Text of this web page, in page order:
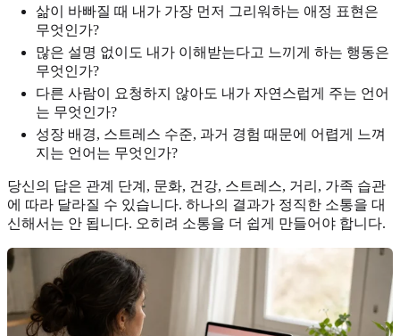
삶이 바빠질 때 내가 가장 먼저 그리워하는 애정 표현은
무엇인가?
많은 설명 없이도 내가 이해받는다고 느끼게 하는 행동은
무엇인가?
다른 사람이 요청하지 않아도 내가 자연스럽게 주는 언어
는 무엇인가?
성장 배경, 스트레스 수준, 과거 경험 때문에 어렵게 느껴
지는 언어는 무엇인가?
당신의 답은 관계 단계, 문화, 건강, 스트레스, 거리, 가족 습관
에 따라 달라질 수 있습니다. 하나의 결과가 정직한 소통을 대
신해서는 안 됩니다. 오히려 소통을 더 쉽게 만들어야 합니다.